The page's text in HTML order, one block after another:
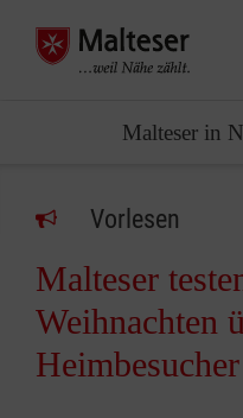
Malteser in
Vorlesen
Malteser
Weihnachten